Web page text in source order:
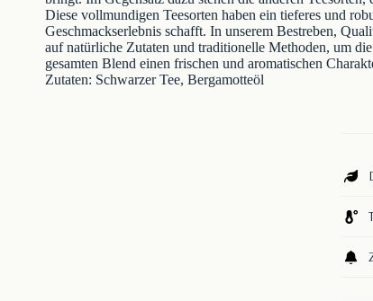
Diese vollmundigen Teesorten haben ein tieferes und
Geschmackserlebnis schafft. In unserem Bestreben,
auf natürliche Zutaten und traditionelle Methoden, um
gesamten Blend einen frischen und aromatischen
Zutaten: Schwarzer Tee, Bergamotteöl